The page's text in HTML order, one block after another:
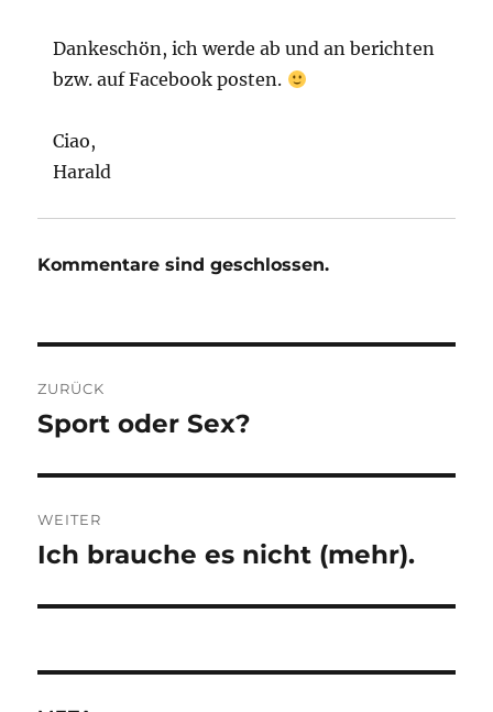
Dankeschön, ich werde ab und an berichten
bzw. auf Facebook posten.
Ciao,
Harald
Kommentare sind geschlossen.
ZURÜCK
Vorheriger
Sport oder Sex?
WEITER
Nächster
Ich brauche es nicht (mehr).